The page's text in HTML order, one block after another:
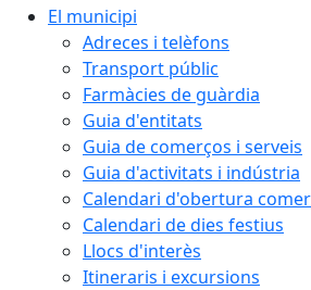
El municipi
Adreces i telèfons
Transport públic
Farmàcies de guàrdia
Guia d'entitats
Guia de comerços i serveis
Guia d'activitats i indústria
Calendari d'obertura
Calendari de dies festius
Llocs d'interès
Itineraris i excursions